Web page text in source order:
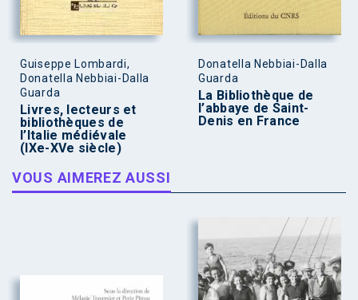
Guiseppe Lombardi,
Donatella Nebbiai-Dalla
Guarda
Livres, lecteurs et
bibliothèques de
l’Italie médiévale
(IXe-XVe siècle)
Donatella Nebbiai-Dalla
Guarda
La Bibliothèque de
l’abbaye de Saint-
Denis en France
VOUS AIMEREZ AUSSI